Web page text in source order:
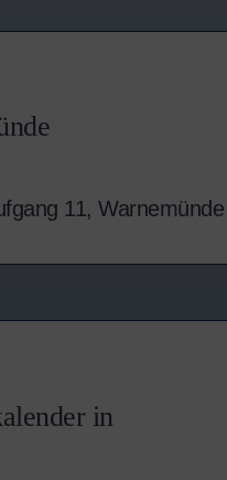
11, Warnemünde
in